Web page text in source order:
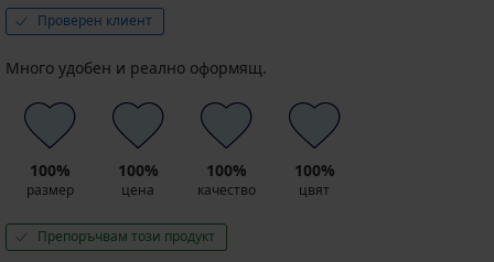
Проверен клиент
Много удобен и реално оформящ.
100%
размер
100%
цена
100%
качество
100%
цвят
Препоръчвам този продукт